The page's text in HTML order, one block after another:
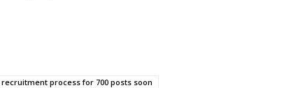
recruitment process for 700 posts soon